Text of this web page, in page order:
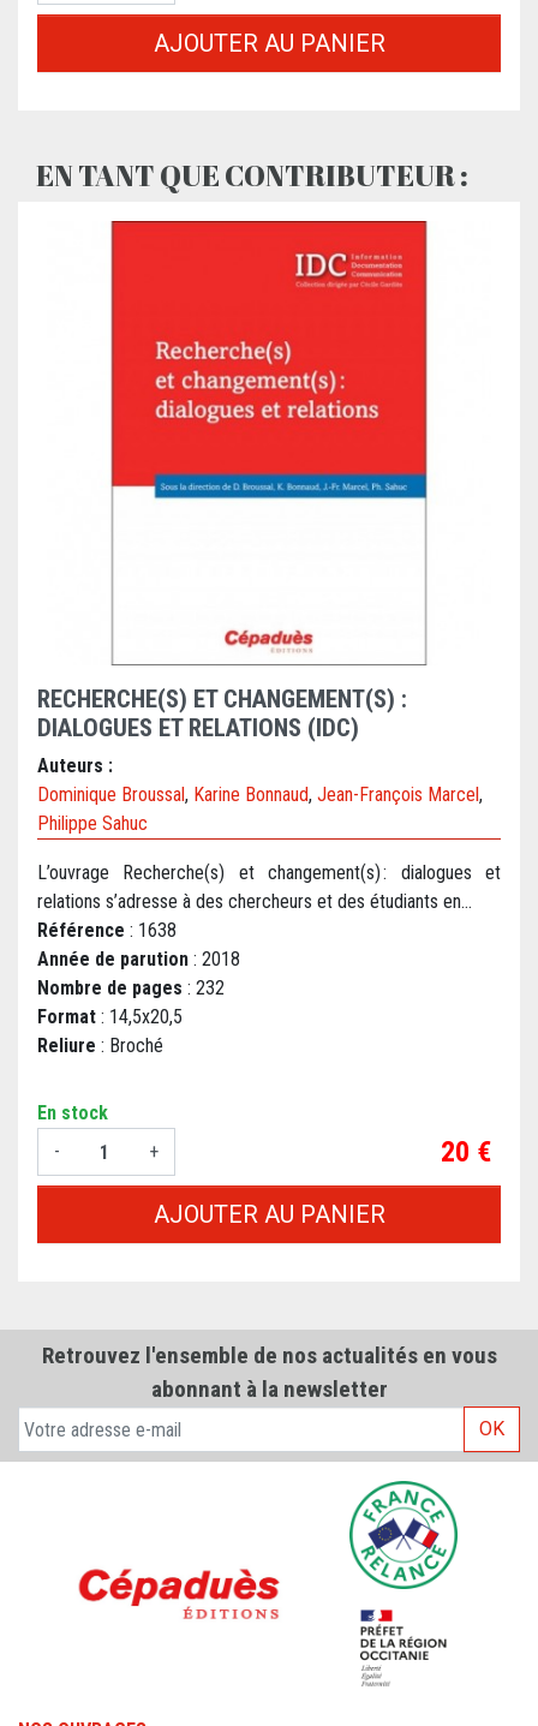
AJOUTER AU PANIER
EN TANT QUE CONTRIBUTEUR :
RECHERCHE(S) ET CHANGEMENT(S) :
DIALOGUES ET RELATIONS (IDC)
Auteurs :
Dominique Broussal, Karine Bonnaud, Jean-François Marcel ,
Philippe Sahuc
L’ouvrage Recherche(s) et changement(s) : dialogues et
relations s’adresse à des chercheurs et des étudiants en...
Référence : 1638
Année de parution : 2018
Nombre de pages : 232
Format : 14,5x20,5
Reliure : Broché
En stock
-
+ Prix
20 €
AJOUTER AU PANIER
Retrouvez l'ensemble de nos actualités en vous
abonnant à la newsletter
OK